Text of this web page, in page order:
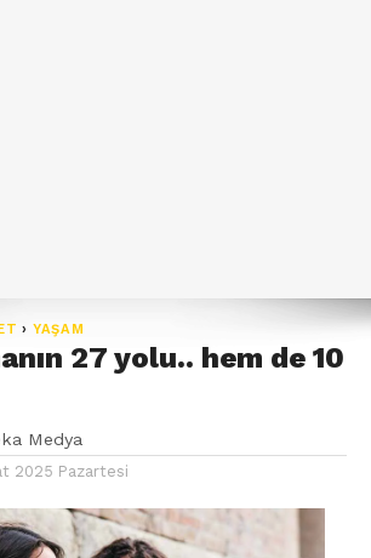
› YAŞAM
27 yolu.. hem de 10
Medya
2025 Pazartesi